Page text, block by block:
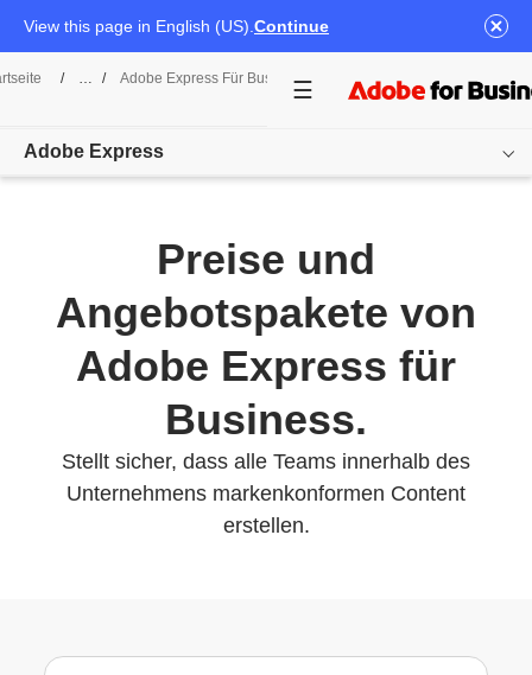
View this page in English (US). Continue
/ Adobe Express Für Business Preise
Adobe Express
Use Cases
Preise und
Angebotspakete von
Adobe Express für
Business.
Stellt sicher, dass alle Teams innerhalb des
Unternehmens markenkonformen Content
erstellen.